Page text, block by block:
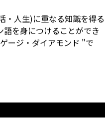
・人生)に重なる知識を得る
を身につけることができ
ージ・ダイアモンド "で